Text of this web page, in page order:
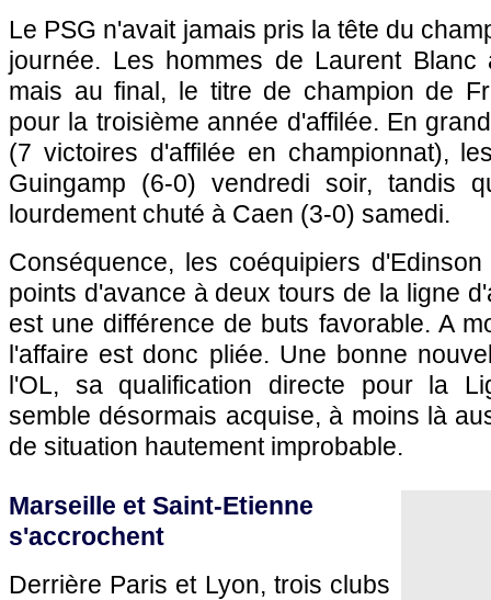
Le PSG n'avait jamais pris la tête du
journée. Les hommes de Laurent Blanc
mais au final, le titre de champion de
pour la troisième année d'affilée. En
(7 victoires d'affilée en championnat),
Guingamp (6-0) vendredi soir, tandis
lourdement chuté à Caen (3-0) samedi.
Conséquence, les coéquipiers
points d'avance à deux tours de la ligne
est une différence de buts favorable. A
l'affaire est donc pliée. Une bonne
l'OL, sa qualification directe pour la
semble désormais acquise, à moins là
de situation hautement improbable.
Marseille et Saint-Etienne
s'accrochent
Derrière Paris et Lyon, trois clubs